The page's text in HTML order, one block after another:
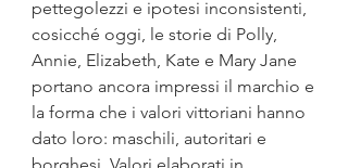
pettegolezzi e ipotesi inconsistenti,
cosicché oggi, le storie di Polly,
Annie, Elizabeth, Kate e Mary Jane
portano ancora impressi il marchio e
la forma che i valori vittoriani hanno
dato loro: maschili, autoritari e